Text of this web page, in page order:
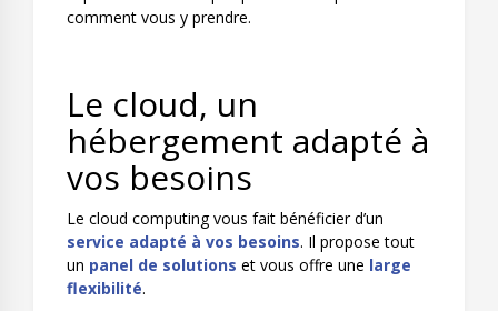
comment vous y prendre.
Le cloud, un
hébergement adapté à
vos besoins
Le cloud computing vous fait bénéficier d’un
service adapté à vos besoins. Il propose tout
un panel de solutions et vous offre une large
flexibilité.